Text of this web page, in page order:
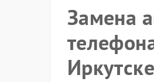
Замена
Иркутске